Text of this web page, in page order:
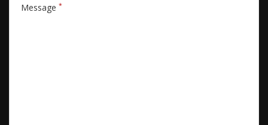
Message *